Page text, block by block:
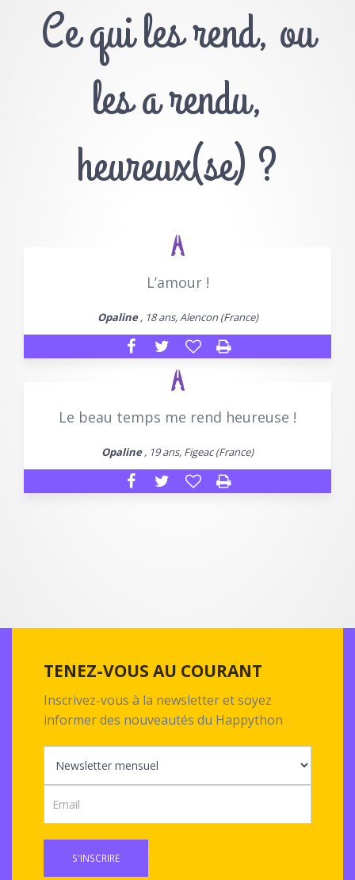
Ce qui les rend, ou
les a rendu,
heureux(se) ?
L’amour !
Opaline, 18 ans, Alencon (France)
Le beau temps me rend heureuse !
Opaline, 19 ans, Figeac (France)
TENEZ-VOUS AU COURANT
Inscrivez-vous à la newsletter et soyez
informer des nouveautés du Happython
S'INSCRIRE